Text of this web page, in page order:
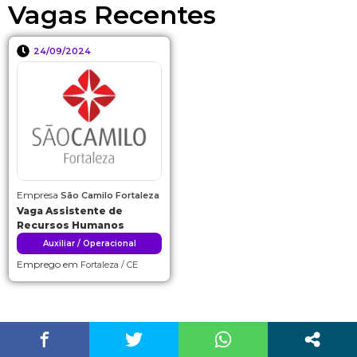
Vagas Recentes
24/09/2024
Empresa São Camilo Fortaleza
Vaga Assistente de
Recursos Humanos
Auxiliar / Operacional
Emprego em Fortaleza / CE